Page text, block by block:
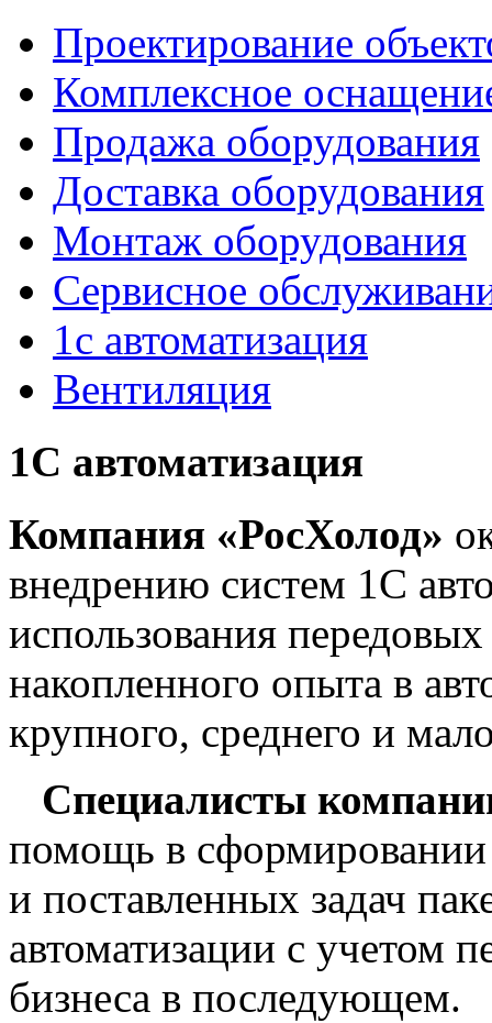
Проектирование
Комплексное
Продажа оборудования
Доставка оборудования
Монтаж оборудования
Сервисное
1с автоматизация
Вентиляция
1С автоматизация
Компания «РосХолод»
внедрению систем 1С
использования
накопленного опыта в
крупного, среднего и
Специалисты
помощь в сформировании
и поставленных задач
автоматизации с учетом
бизнеса в последующем.